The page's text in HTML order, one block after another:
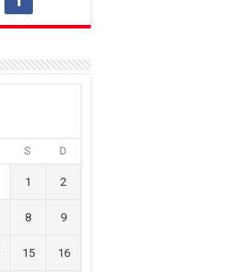
S D
1 2
8 9
15 16